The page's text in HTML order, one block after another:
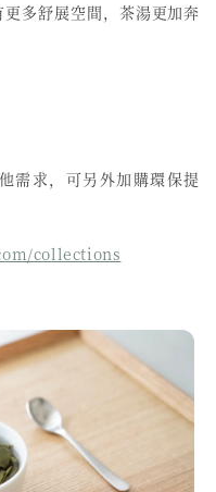
多舒展空間，茶湯更加奔
需求，可另外加購環保提
collections